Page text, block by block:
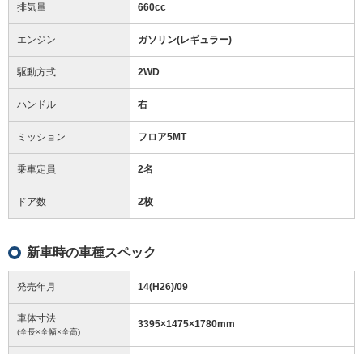
排気量 660cc
エンジン ガソリン(レギュラー)
駆動方式 2WD
ハンドル 右
ミッション フロア5MT
乗車定員 2名
ドア数 2枚
新車時の車種スペック
発売年月 14(H26)/09
車体寸法
(全長×全幅×全高)
3395×1475×1780mm